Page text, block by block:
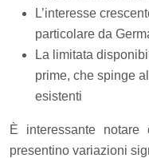
L’interesse
particolare da
La limitata
prime, che spinge
esistenti
È interessante
presentino variazioni